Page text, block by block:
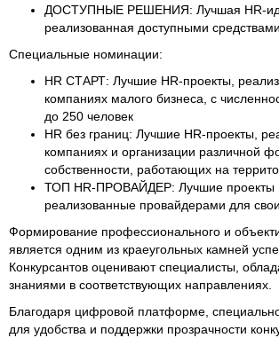
ДОСТУПНЫЕ РЕШЕНИЯ: Лучшая HR-
реализованная доступными средствами
Специальные номинации:
HR СТАРТ: Лучшие HR-проекты,
компаниях малого бизнеса, с
до 250 человек
HR без границ: Лучшие HR-проекты,
компаниях и организации различной
собственности, работающих на
ТОП HR-ПРОВАЙДЕР: Лучшие проекты в
реализованные провайдерами для
Формирование профессионального и
является одним из краеугольных камней
Конкурсантов оценивают специалисты,
знаниями в соответствующих направлениях.
Благодаря цифровой платформе,
для удобства и поддержки прозрачности